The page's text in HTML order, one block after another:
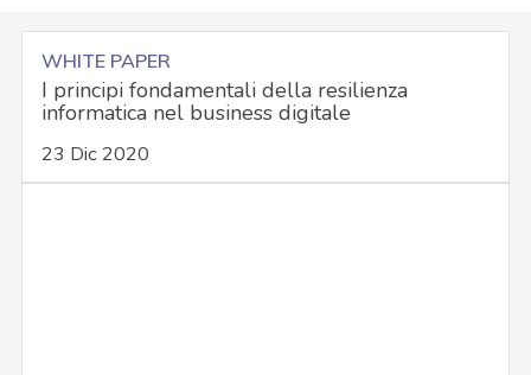
WHITE PAPER
I principi fondamentali della resilienza
informatica nel business digitale
23 Dic 2020